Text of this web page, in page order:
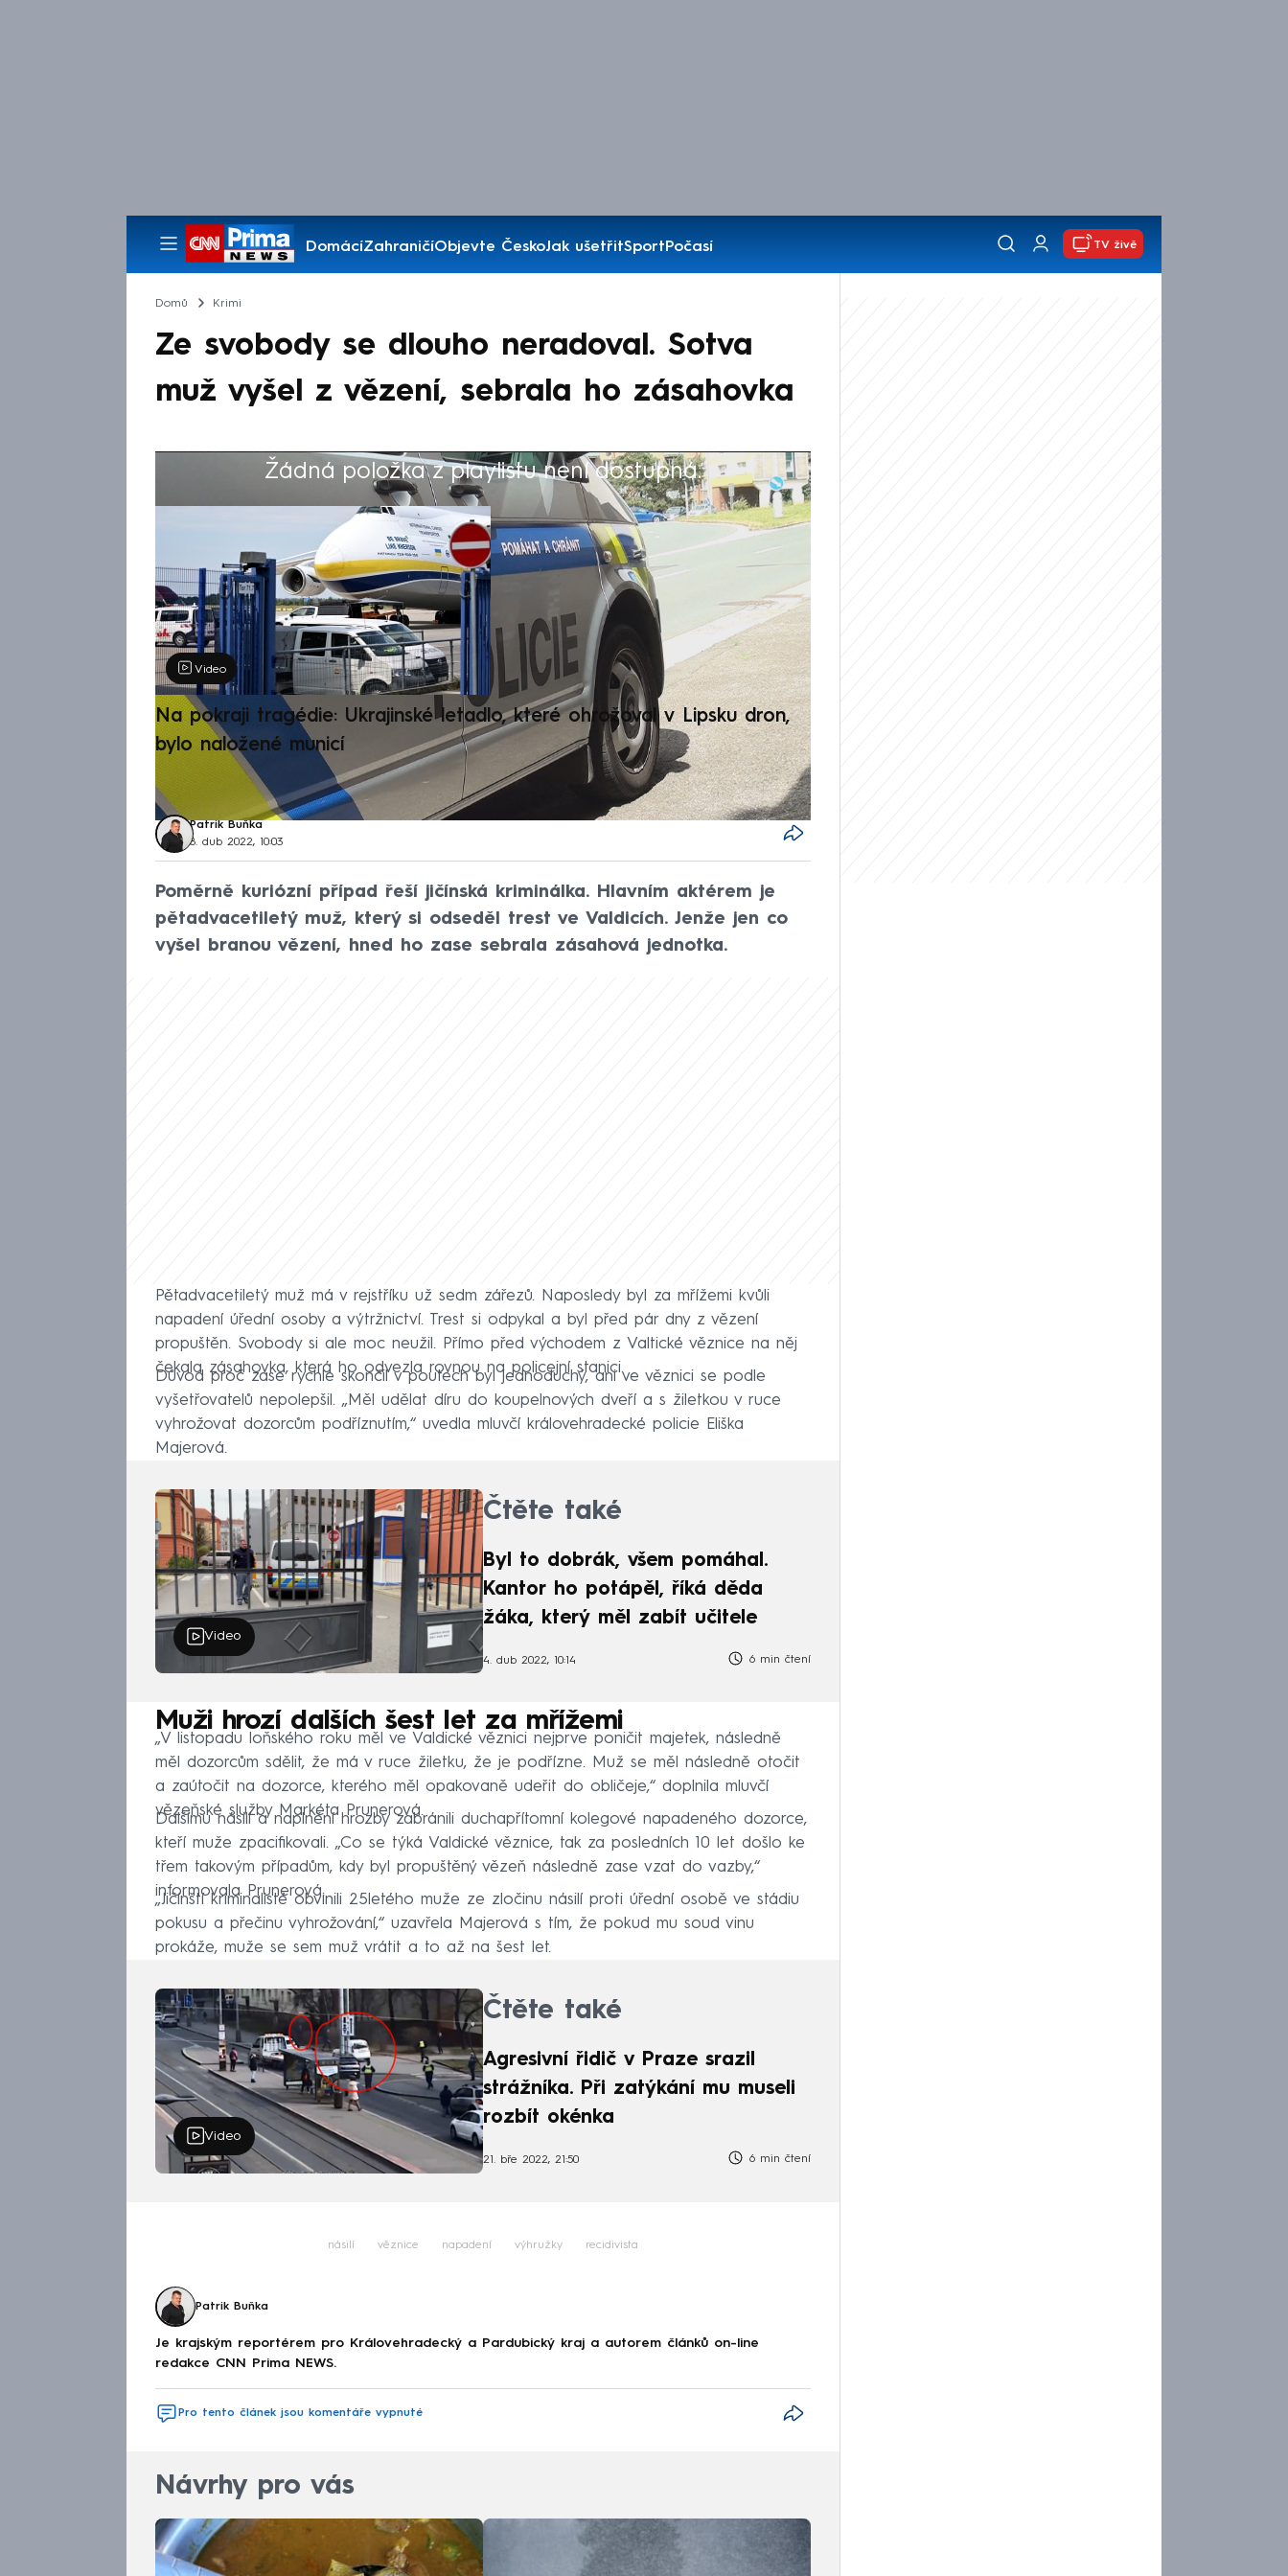
DomácíZahraničíObjevte ČeskoJak ušetřitSportPočasí
Pořady
TV živě
Domů Krimi
Ze svobody se dlouho neradoval. Sotva
muž vyšel z vězení, sebrala ho zásahovka
Žádná položka z playlistu není dostupná.
Výběr redakce
Video
Na pokraji tragédie: Ukrajinské letadlo, které ohrožoval v Lipsku dron,
bylo naložené municí
Patrik Buňka
8. dub 2022, 10:03
Poměrně kuriózní případ řeší jičínská kriminálka. Hlavním aktérem je
pětadvacetiletý muž, který si odseděl trest ve Valdicích. Jenže jen co
vyšel branou vězení, hned ho zase sebrala zásahová jednotka.
Pětadvacetiletý muž má v rejstříku už sedm zářezů. Naposledy byl za mřížemi kvůli
napadení úřední osoby a výtržnictví. Trest si odpykal a byl před pár dny z vězení
propuštěn. Svobody si ale moc neužil. Přímo před východem z Valtické věznice na něj
čekala zásahovka, která ho odvezla rovnou na policejní stanici.
Důvod proč zase rychle skončil v poutech byl jednoduchý, ani ve věznici se podle
vyšetřovatelů nepolepšil. „Měl udělat díru do koupelnových dveří a s žiletkou v ruce
vyhrožovat dozorcům podříznutím,“ uvedla mluvčí královehradecké policie Eliška
Majerová.
Video
Čtěte také
Byl to dobrák, všem pomáhal.
Kantor ho potápěl, říká děda
žáka, který měl zabít učitele
4. dub 2022, 10:14 6 min čtení
Muži hrozí dalších šest let za mřížemi
„V listopadu loňského roku měl ve Valdické věznici nejprve poničit majetek, následně
měl dozorcům sdělit, že má v ruce žiletku, že je podřízne. Muž se měl následně otočit
a zaútočit na dozorce, kterého měl opakovaně udeřit do obličeje,“ doplnila mluvčí
vězeňské služby Markéta Prunerová.
Dalšímu násilí a naplnění hrozby zabránili duchapřítomní kolegové napadeného dozorce,
kteří muže zpacifikovali. „Co se týká Valdické věznice, tak za posledních 10 let došlo ke
třem takovým případům, kdy byl propuštěný vězeň následně zase vzat do vazby,“
informovala Prunerová.
„Jičínští kriminalisté obvinili 25letého muže ze zločinu násilí proti úřední osobě ve stádiu
pokusu a přečinu vyhrožování,“ uzavřela Majerová s tím, že pokud mu soud vinu
prokáže, muže se sem muž vrátit a to až na šest let.
Video
Čtěte také
Agresivní řidič v Praze srazil
strážníka. Při zatýkání mu museli
rozbít okénka
21. bře 2022, 21:50 6 min čtení
násilí věznice napadení výhružky recidivista
Patrik Buňka
Je krajským reportérem pro Královehradecký a Pardubický kraj a autorem článků on-line
redakce CNN Prima NEWS.
Pro tento článek jsou komentáře vypnuté
Návrhy pro vás